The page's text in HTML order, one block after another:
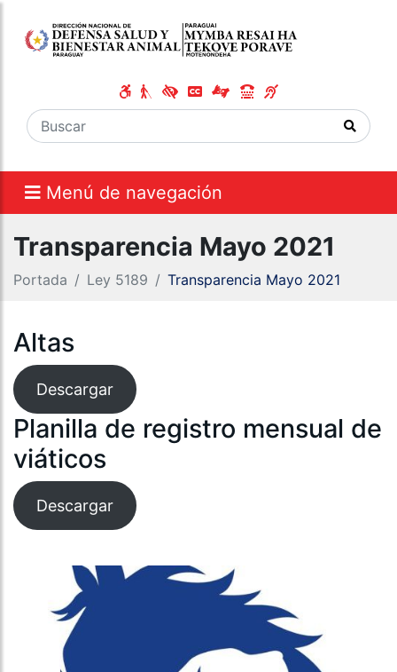
Menú de navegación
Transparencia Mayo 2021
Portada Ley 5189 Transparencia Mayo 2021
Altas
Descargar
Planilla de registro mensual de
viáticos
Descargar